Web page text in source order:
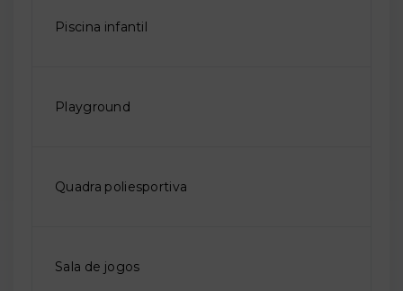
Piscina infantil
Playground
Quadra poliesportiva
Sala de jogos